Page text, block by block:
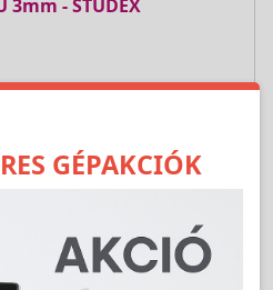
3mm - STUDEX
jelöl
GÉPAKCIÓK